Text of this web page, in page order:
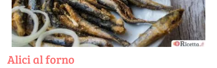
Alici al forno